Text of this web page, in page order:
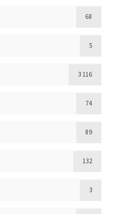
68
5
3 116
74
89
132
3